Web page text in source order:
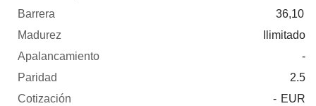
36,10
Ilimitado
-
2.5
- EUR